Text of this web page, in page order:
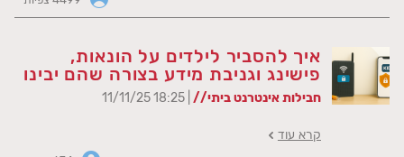
איך להסביר לילדים על הונאות,
פישינג וגניבת מידע בצורה שהם יבינו
חבילות אינטרנט ביתי//
קרא עוד